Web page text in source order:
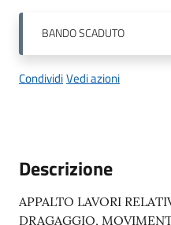
BANDOSCADUTO
CondividiVedi azioni
Descrizione
APPALTO LAVORI
DRAGAGGIO,